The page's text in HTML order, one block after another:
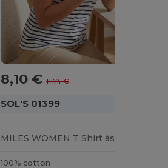
8,10 €11,74 €
SOL'S 01399
100% cotton